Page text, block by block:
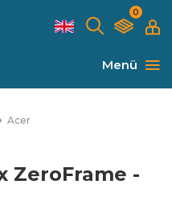
0
Menü
Acer
ZeroFrame -